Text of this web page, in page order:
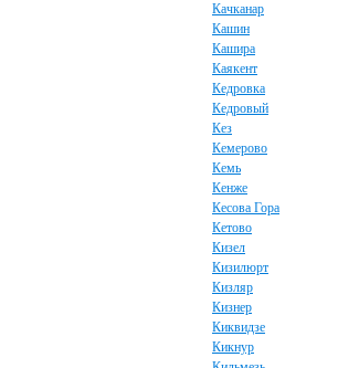
Качканар
Кашин
Кашира
Каякент
Кедровка
Кедровый
Кез
Кемерово
Кемь
Кенже
Кесова Гора
Кетово
Кизел
Кизилюрт
Кизляр
Кизнер
Киквидзе
Кикнур